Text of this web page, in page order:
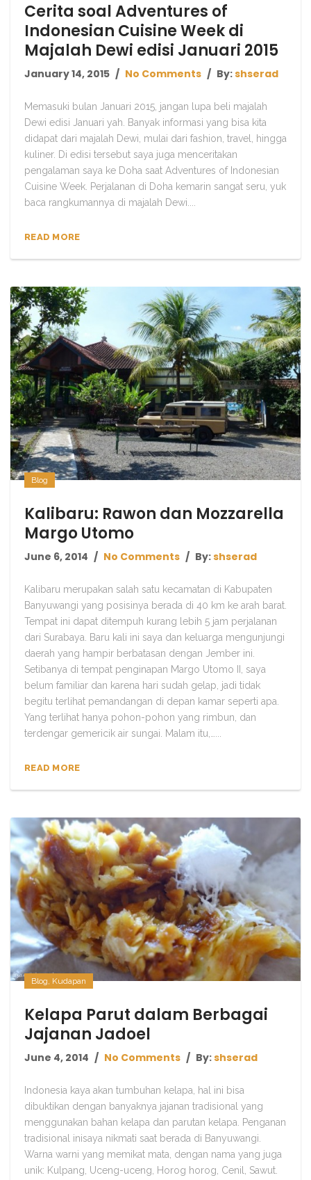
Cerita soal Adventures of
Indonesian Cuisine Week di
Majalah Dewi edisi Januari 2015
January 14, 2015 No Comments By:shserad
Memasuki bulan Januari 2015, jangan lupa beli majalah
Dewi edisi Januari yah. Banyak informasi yang bisa kita
didapat dari majalah Dewi, mulai dari fashion, travel, hingga
kuliner. Di edisi tersebut saya juga menceritakan
pengalaman saya ke Doha saat Adventures of Indonesian
Cuisine Week. Perjalanan di Doha kemarin sangat seru, yuk
baca rangkumannya di majalah Dewi....
READ MORE
Blog
Kalibaru: Rawon dan Mozzarella
Margo Utomo
June 6, 2014 No Comments By:shserad
Kalibaru merupakan salah satu kecamatan di Kabupaten
Banyuwangi yang posisinya berada di 40 km ke arah barat.
Tempat ini dapat ditempuh kurang lebih 5 jam perjalanan
dari Surabaya. Baru kali ini saya dan keluarga mengunjungi
daerah yang hampir berbatasan dengan Jember ini.
Setibanya di tempat penginapan Margo Utomo II, saya
belum familiar dan karena hari sudah gelap, jadi tidak
begitu terlihat pemandangan di depan kamar seperti apa.
Yang terlihat hanya pohon-pohon yang rimbun, dan
terdengar gemericik air sungai. Malam itu,…...
READ MORE
Blog, Kudapan
Kelapa Parut dalam Berbagai
Jajanan Jadoel
June 4, 2014 No Comments By:shserad
Indonesia kaya akan tumbuhan kelapa, hal ini bisa
dibuktikan dengan banyaknya jajanan tradisional yang
menggunakan bahan kelapa dan parutan kelapa. Penganan
tradisional inisaya nikmati saat berada di Banyuwangi.
Warna warni yang memikat mata, dengan nama yang juga
unik: Kulpang, Uceng-uceng, Horog horog, Cenil, Sawut.